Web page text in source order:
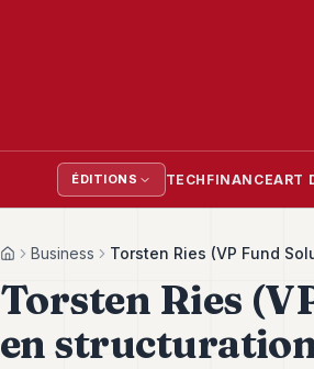
ÉDITIONS TECH FINANCEART
HomeBusiness Torsten Ries (VP Fund
Torsten Ries
en